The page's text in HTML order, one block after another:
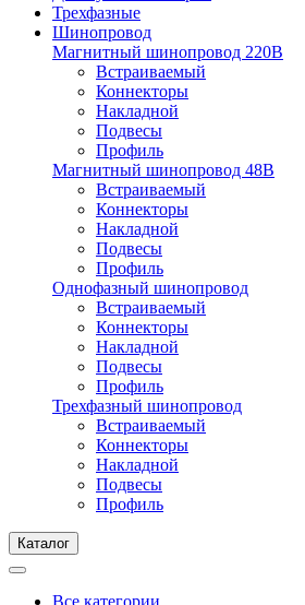
Трехфазные
Шинопровод
Магнитный шинопровод 220В
Встраиваемый
Коннекторы
Накладной
Подвесы
Профиль
Магнитный шинопровод 48В
Встраиваемый
Коннекторы
Накладной
Подвесы
Профиль
Однофазный шинопровод
Встраиваемый
Коннекторы
Накладной
Подвесы
Профиль
Трехфазный шинопровод
Встраиваемый
Коннекторы
Накладной
Подвесы
Профиль
Каталог
Все категории